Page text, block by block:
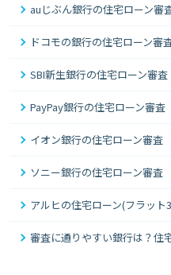
auじぶん銀行の住宅ローン審
ドコモの銀行の住宅ローン審
SBI新生銀行の住宅ローン審査
PayPay銀行の住宅ローン審査
イオン銀行の住宅ローン審査
ソニー銀行の住宅ローン審査
アルヒの住宅ローン(フラット
審査に通りやすい銀行は？住